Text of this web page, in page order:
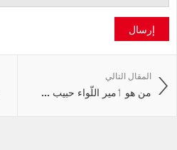
إرسال
المقال التالي
من هو ٲمير اللّواء حبيب ...